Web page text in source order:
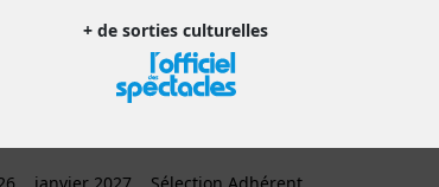
+ de sorties culturelles